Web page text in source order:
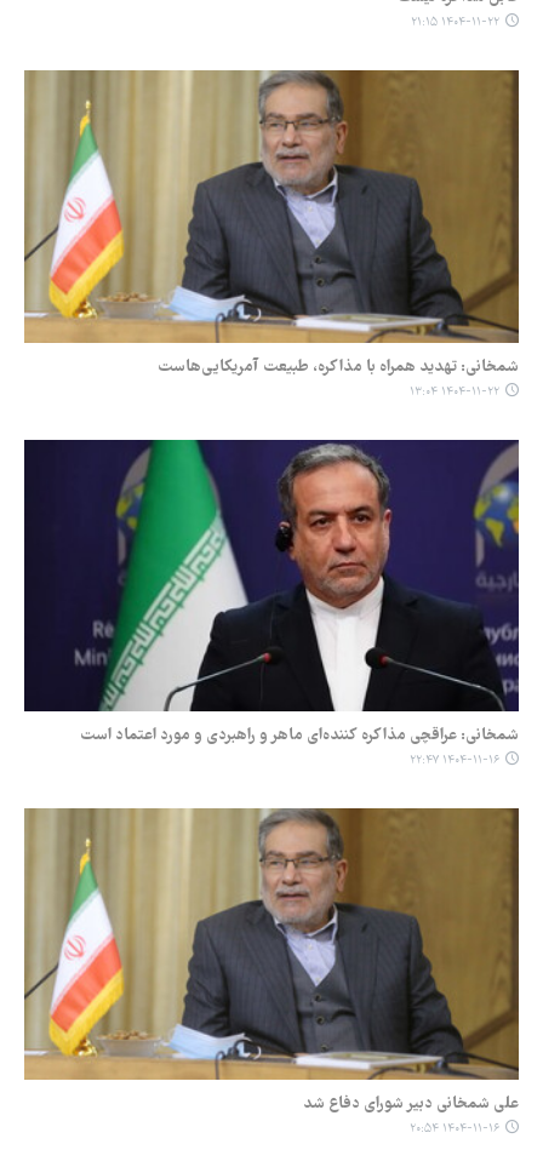
۱۴۰۴-۱۱-۲۲ ۲۱:۱۵
شمخانی: تهدید همراه با مذاکره، طبیعت آمریکایی‌هاست
۱۴۰۴-۱۱-۲۲ ۱۳:۰۴
شمخانی: عراقچی مذاکره کننده‌ای ماهر و راهبردی و مورد اعتماد است
۱۴۰۴-۱۱-۱۶ ۲۲:۴۷
علی شمخانی دبیر شورای دفاع شد
۱۴۰۴-۱۱-۱۶ ۲۰:۵۴